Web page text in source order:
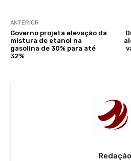
ANTERIOR
Governo projeta elevação da
mistura de etanol na
gasolina de 30% para até
32%
Redação